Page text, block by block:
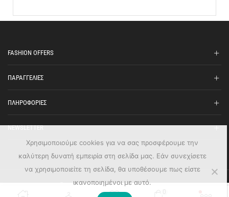
FASHION OFFERS
ΠΑΡΑΓΓΕΛΙΕΣ
ΠΛΗΡΟΦΟΡΙΕΣ
NEWSLETTER
Ⓒ Fashion Offers - All Rights Reserved
Χρησιμοποιούμε cookies για να σας προσφέρουμε την
καλύτερη δυνατή εμπειρία στη σελίδα μας. Εάν συνεχίσετε
να χρησιμοποιείτε τη σελίδα, θα υποθέσουμε πως είστε
ικανοποιημένοι με αυτό.